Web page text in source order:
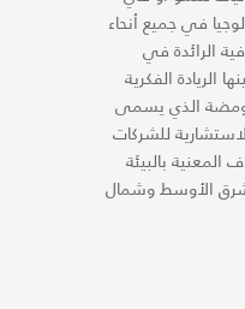
في جميع أنحاء
الرائدة في
الريادة الفكرية
ومضة الذي يسمى
للشركات
بالبيئة
الأوسط وشمال